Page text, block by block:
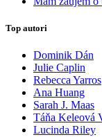
Top autori
Dominik Dán
Julie Caplin
Rebecca Yarros
Ana Huang
Sarah J. Maas
Táňa Keleová
Lucinda Riley